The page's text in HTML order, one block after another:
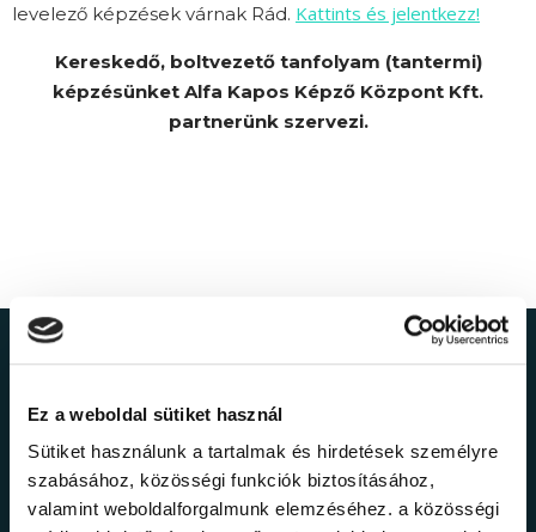
Ez a weboldal sütiket használ
Sütiket használunk a tartalmak és hirdetések személyre
szabásához, közösségi funkciók biztosításához,
valamint weboldalforgalmunk elemzéséhez. a közösségi
levelező képzések várnak Rád. Kattints és jelentkezz!
Kereskedő, boltvezető tanfolyam (tantermi)
képzésünket Alfa Kapos Képző Központ Kft.
partnerünk szervezi.
Ne maradj le a
legfrissebb
információkról!